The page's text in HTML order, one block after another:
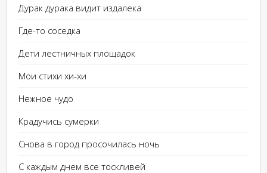
Дурак дурака видит издалека
Где-то соседка
Дети лестничных площадок
Мои стихи хи-хи
Нежное чудо
Крадучись сумерки
Снова в город просочилась ночь
С каждым днем все тоскливей